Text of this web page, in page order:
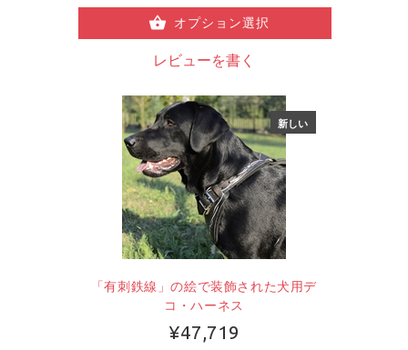
オプション選択
レビューを書く
新しい
「有刺鉄線」の絵で装飾された犬用デ
コ・ハーネス
¥47,719